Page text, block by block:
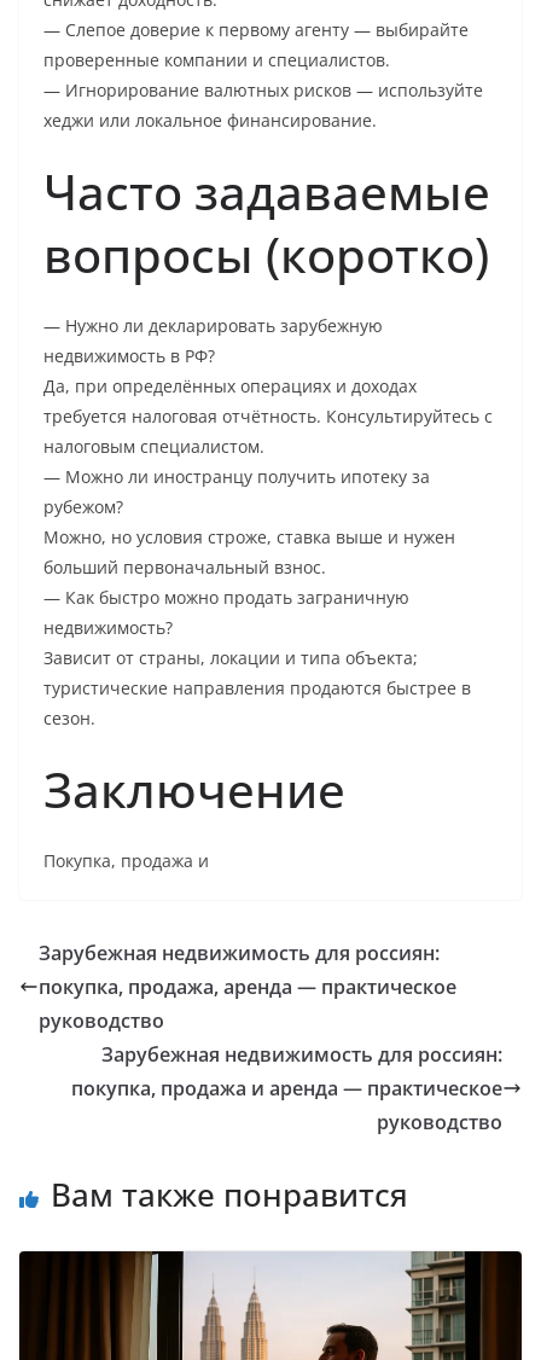
— Слепое доверие к первому агенту — выбирайте
проверенные компании и специалистов.
— Игнорирование валютных рисков — используйте
хеджи или локальное финансирование.
Часто задаваемые
вопросы (коротко)
— Нужно ли декларировать зарубежную
недвижимость в РФ?
Да, при определённых операциях и доходах
требуется налоговая отчётность. Консультируйтесь с
налоговым специалистом.
— Можно ли иностранцу получить ипотеку за
рубежом?
Можно, но условия строже, ставка выше и нужен
больший первоначальный взнос.
— Как быстро можно продать заграничную
недвижимость?
Зависит от страны, локации и типа объекта;
туристические направления продаются быстрее в
сезон.
Заключение
Покупка, продажа и
Зарубежная недвижимость для россиян:
покупка, продажа, аренда — практическое
руководство
Зарубежная недвижимость для россиян:
покупка, продажа и аренда — практическое
руководство
Вам также понравится